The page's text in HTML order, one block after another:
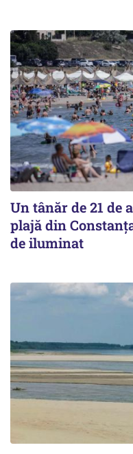
Un tânăr de 21 de
plajă din
de iluminat